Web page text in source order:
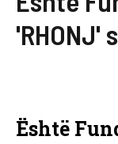
'RHONJ'
Është